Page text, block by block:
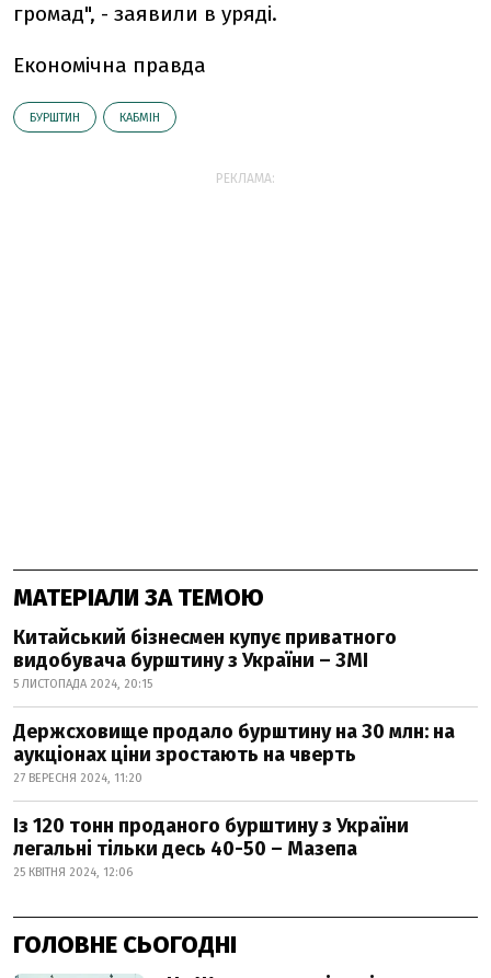
громад", - заявили в уряді.
Економічна правда
БУРШТИН КАБМІН
РЕКЛАМА:
МАТЕРІАЛИ ЗА ТЕМОЮ
Китайський бізнесмен купує приватного
видобувача бурштину з України – ЗМІ
5 ЛИСТОПАДА 2024, 20:15
Держсховище продало бурштину на 30 млн: на
аукціонах ціни зростають на чверть
27 ВЕРЕСНЯ 2024, 11:20
Із 120 тонн проданого бурштину з України
легальні тільки десь 40-50 – Мазепа
25 КВІТНЯ 2024, 12:06
ГОЛОВНЕ СЬОГОДНІ